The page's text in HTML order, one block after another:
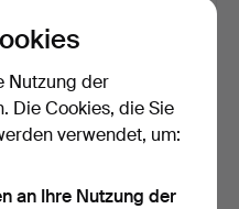
1950er Jahre.
Beendet 31. Mär 2026
1 Gebot
32 USD
Nutzung der
Die Cookies, die Sie
verwendet, um:
an Ihre Nutzung der